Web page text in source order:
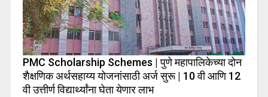
PMC Scholarship Schemes | पुणे महापालिकेच्या दोन
शैक्षणिक अर्थसहाय्य योजनांसाठी अर्ज सुरू | 10 वी आणि 12
वी उत्तीर्ण विद्यार्थ्यांना घेता येणार लाभ